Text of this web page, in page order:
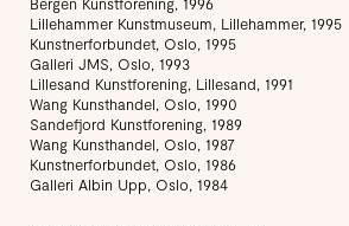
Bergen Kunstforening, 1996
Lillehammer Kunstmuseum, Lillehammer, 1995
Kunstnerforbundet, Oslo, 1995
Galleri JMS, Oslo, 1993
Lillesand Kunstforening, Lillesand, 1991
Wang Kunsthandel, Oslo, 1990
Sandefjord Kunstforening, 1989
Wang Kunsthandel, Oslo, 1987
Kunstnerforbundet, Oslo, 1986
Galleri Albin Upp, Oslo, 1984